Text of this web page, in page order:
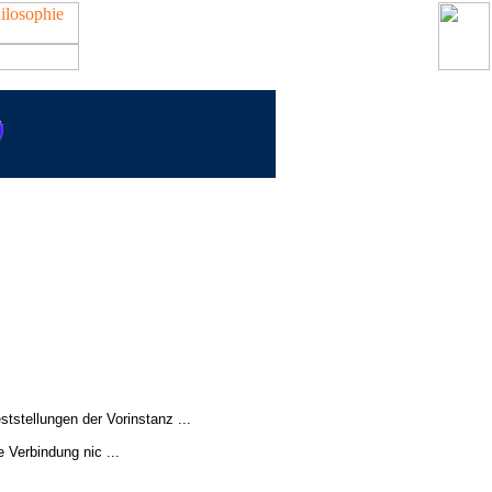
der Vorinstanz ...
Verbindung nic ...